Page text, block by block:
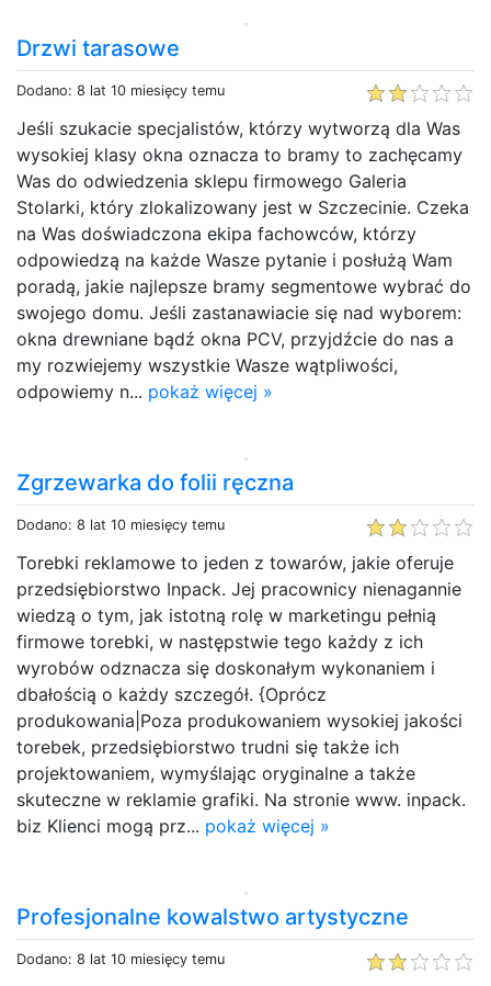
Drzwi tarasowe
Dodano: 8 lat 10 miesięcy temu
Jeśli szukacie specjalistów, którzy wytworzą dla Was
wysokiej klasy okna oznacza to bramy to zachęcamy
Was do odwiedzenia sklepu firmowego Galeria
Stolarki, który zlokalizowany jest w Szczecinie. Czeka
na Was doświadczona ekipa fachowców, którzy
odpowiedzą na każde Wasze pytanie i posłużą Wam
poradą, jakie najlepsze bramy segmentowe wybrać do
swojego domu. Jeśli zastanawiacie się nad wyborem:
okna drewniane bądź okna PCV, przyjdźcie do nas a
my rozwiejemy wszystkie Wasze wątpliwości,
odpowiemy n... pokaż więcej »
Zgrzewarka do folii ręczna
Dodano: 8 lat 10 miesięcy temu
Torebki reklamowe to jeden z towarów, jakie oferuje
przedsiębiorstwo Inpack. Jej pracownicy nienagannie
wiedzą o tym, jak istotną rolę w marketingu pełnią
firmowe torebki, w następstwie tego każdy z ich
wyrobów odznacza się doskonałym wykonaniem i
dbałością o każdy szczegół. {Oprócz
produkowania|Poza produkowaniem wysokiej jakości
torebek, przedsiębiorstwo trudni się także ich
projektowaniem, wymyślając oryginalne a także
skuteczne w reklamie grafiki. Na stronie www. inpack.
biz Klienci mogą prz... pokaż więcej »
Profesjonalne kowalstwo artystyczne
Dodano: 8 lat 10 miesięcy temu